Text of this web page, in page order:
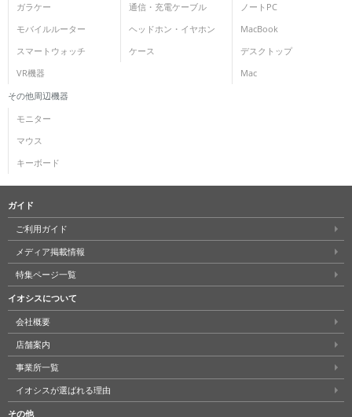
ガラケー
モバイルルーター
スマートウォッチ
VR機器
通信・充電ケーブル
ヘッドホン・イヤホン
ケース
ノートPC
MacBook
デスクトップ
Mac
その他周辺機器
モニター
マウス
キーボード
ガイド
ご利用ガイド
メディア掲載情報
特集ページ一覧
イオシスについて
会社概要
店舗案内
事業所一覧
イオシスが選ばれる理由
その他